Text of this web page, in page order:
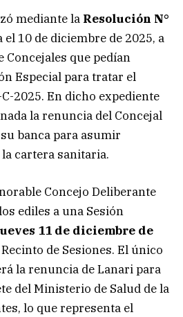
mediante la Resolución N°
el 10 de diciembre de 2025, a
Concejales que pedían
Especial para tratar el
2025. En dicho expediente
la renuncia del Concejal
banca para asumir
cartera sanitaria.
Concejo Deliberante
ediles a una Sesión
11 de diciembre de
Recinto de Sesiones. El único
la renuncia de Lanari para
del Ministerio de Salud de la
lo que representa el